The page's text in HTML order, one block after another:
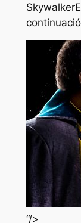
Skywalker
“/>